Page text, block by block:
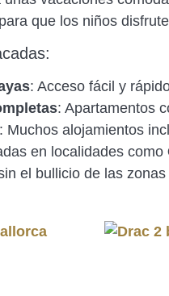
que los niños
: Acceso fácil y
: Apartamentos
: Muchos alojamientos
en localidades como
el bullicio de las